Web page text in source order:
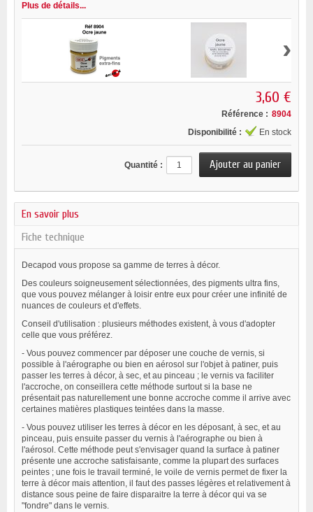
Plus de détails...
›
3,60 €
Référence : 8904
Disponibilité :
En stock
Quantité :
En savoir plus
Fiche technique
Decapod vous propose sa gamme de terres à décor.
Des couleurs soigneusement sélectionnées, des pigments ultra fins,
que vous pouvez mélanger à loisir entre eux pour créer une infinité de
nuances de couleurs et d'effets.
Conseil d'utilisation : plusieurs méthodes existent, à vous d'adopter
celle que vous préférez.
- Vous pouvez commencer par déposer une couche de vernis, si
possible à l'aérographe ou bien en aérosol sur l'objet à patiner, puis
passer les terres à décor, à sec, et au pinceau ; le vernis va faciliter
l'accroche, on conseillera cette méthode surtout si la base ne
présentait pas naturellement une bonne accroche comme il arrive avec
certaines matières plastiques teintées dans la masse.
- Vous pouvez utiliser les terres à décor en les déposant, à sec, et au
pinceau, puis ensuite passer du vernis à l'aérographe ou bien à
l'aérosol. Cette méthode peut s'envisager quand la surface à patiner
présente une accroche satisfaisante, comme la plupart des surfaces
peintes ; une fois le travail terminé, le voile de vernis permet de fixer la
terre à décor mais attention, il faut des passes légères et relativement à
distance sous peine de faire disparaitre la terre à décor qui va se
"fondre" dans le vernis.